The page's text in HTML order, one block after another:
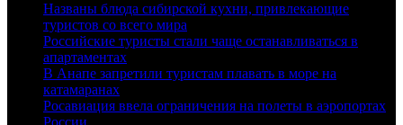
Названы блюда сибирской кухни, привлекающие
туристов со всего мира
Российские туристы стали чаще останавливаться в
апартаментах
В Анапе запретили туристам плавать в море на
катамаранах
Росавиация ввела ограничения на полеты в аэропортах
России